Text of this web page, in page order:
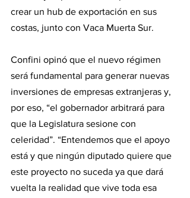
crear un hub de exportación en sus
costas, junto con Vaca Muerta Sur.
Confini opinó que el nuevo régimen
será fundamental para generar nuevas
inversiones de empresas extranjeras y,
por eso, “el gobernador arbitrará para
que la Legislatura sesione con
celeridad”. “Entendemos que el apoyo
está y que ningún diputado quiere que
este proyecto no suceda ya que dará
vuelta la realidad que vive toda esa